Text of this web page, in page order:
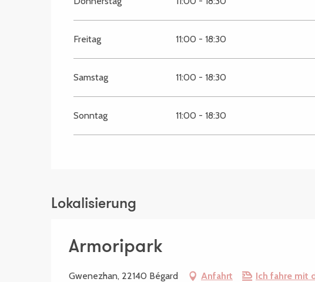
Freitag 11:00 - 18:30
Samstag 11:00 - 18:30
Sonntag 11:00 - 18:30
Lokalisierung
Armoripark
Gwenezhan, 22140 Bégard Anfahrt Ich fahre mit